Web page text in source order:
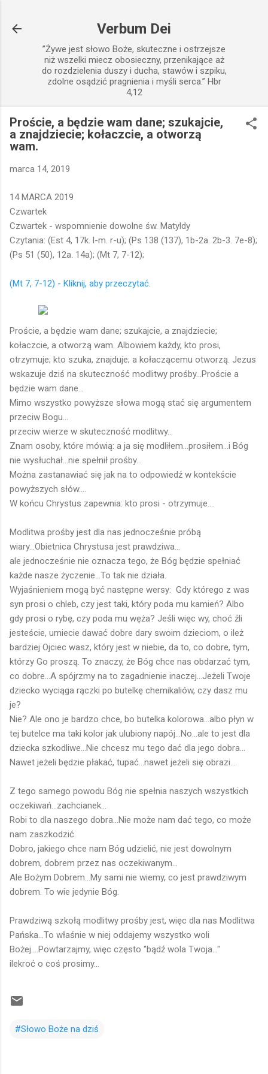
Verbum Dei
”Żywe jest słowo Boże, skuteczne i ostrzejsze
niż wszelki miecz obosieczny, przenikające aż
do rozdzielenia duszy i ducha, stawów i szpiku,
zdolne osądzić pragnienia i myśli serca.” Hbr
4,12
Proście, a będzie wam dane; szukajcie,
a znajdziecie; kołaczcie, a otworzą
wam.
marca 14, 2019
14 MARCA 2019
Czwartek
Czwartek - wspomnienie dowolne św. Matyldy
Czytania: (Est 4, 17k. l-m. r-u); (Ps 138 (137), 1b-2a. 2b-3. 7e-8);
(Ps 51 (50), 12a. 14a); (Mt 7, 7-12);
(Mt 7, 7-12) - Kliknij, aby przeczytać.
Proście, a będzie wam dane; szukajcie, a znajdziecie;
kołaczcie, a otworzą wam. Albowiem każdy, kto prosi,
otrzymuje; kto szuka, znajduje; a kołaczącemu otworzą. Jezus
wskazuje dziś na skuteczność modlitwy prośby...Proście a
będzie wam dane...
Mimo wszystko powyższe słowa mogą stać się argumentem
przeciw Bogu...
przeciw wierze w skuteczność modlitwy...
Znam osoby, które mówią: a ja się modliłem...prosiłem...i Bóg
nie wysłuchał...nie spełnił prośby...
Można zastanawiać się jak na to odpowiedź w kontekście
powyższych słów....
W końcu Chrystus zapewnia: kto prosi - otrzymuje....
Modlitwa prośby jest dla nas jednocześnie próbą
wiary...Obietnica Chrystusa jest prawdziwa...
ale jednocześnie nie oznacza tego, że Bóg będzie spełniać
każde nasze życzenie...To tak nie działa.
Wyjaśnieniem mogą być następne wersy: Gdy którego z was
syn prosi o chleb, czy jest taki, który poda mu kamień? Albo
gdy prosi o rybę, czy poda mu węża? Jeśli więc wy, choć źli
jesteście, umiecie dawać dobre dary swoim dzieciom, o ileż
bardziej Ojciec wasz, który jest w niebie, da to, co dobre, tym,
którzy Go proszą. To znaczy, że Bóg chce nas obdarzać tym,
co dobre...A spójrzmy na to zagadnienie inaczej...Jeżeli Twoje
dziecko wyciąga rączki po butelkę chemikaliów, czy dasz mu
je?
Nie? Ale ono je bardzo chce, bo butelka kolorowa...albo płyn w
tej butelce ma taki kolor jak ulubiony napój...No...ale to jest dla
dziecka szkodliwe...Nie chcesz mu tego dać dla jego dobra...
Nawet jeżeli będzie płakać, tupać...nawet jeżeli się obrazi...
Z tego samego powodu Bóg nie spełnia naszych wszystkich
oczekiwań...zachcianek...
Robi to dla naszego dobra...Nie może nam dać tego, co może
nam zaszkodzić.
Dobro, jakiego chce nam Bóg udzielić, nie jest dowolnym
dobrem, dobrem przez nas oczekiwanym...
Ale Bożym Dobrem...My sami nie wiemy, co jest prawdziwym
dobrem. To wie jedynie Bóg.
Prawdziwą szkołą modlitwy prośby jest, więc dla nas Modlitwa
Pańska...To właśnie w niej oddajemy wszystko woli
Bożej....Powtarzajmy, więc często "bądź wola Twoja..."
ilekroć o coś prosimy...
#Słowo Boże na dziś